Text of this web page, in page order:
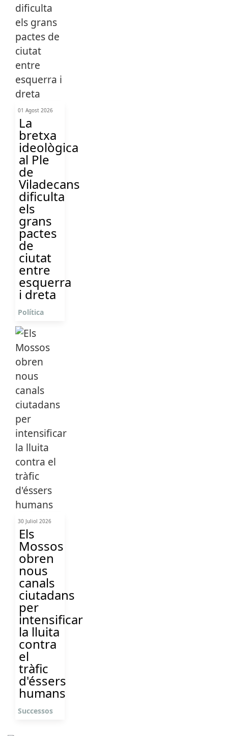
01 Agost 2026
La
bretxa
ideològica
al Ple
de
Viladecans
dificulta
els
grans
pactes
de
ciutat
entre
esquerra
i dreta
Política
30 Juliol 2026
Els
Mossos
obren
nous
canals
ciutadans
per
intensificar
la lluita
contra
el
tràfic
d'éssers
humans
Successos